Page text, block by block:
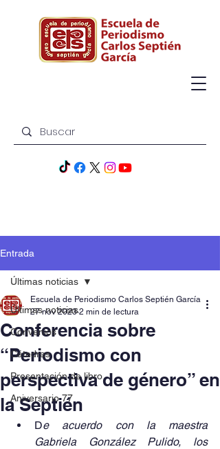
Entrada
Últimas noticias
Convenios
Cátedras
Presentación de libro
Aniversario 77
Últimas noticias
Conferencia sobre
“Periodismo con
perspectiva de género” en
la Septién
Escuela de Periodismo Carlos Septién García
27 nov 2023 2 min de lectura
De acuerdo con la maestra
Gabriela González Pulido, los